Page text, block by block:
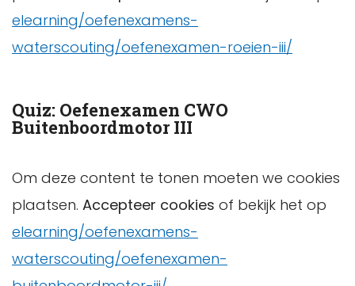
elearning/oefenexamens-
waterscouting/oefenexamen-roeien-iii/
Quiz: Oefenexamen CWO
Buitenboordmotor III
Om deze content te tonen moeten we cookies
plaatsen. Accepteer cookies of bekijk het op
elearning/oefenexamens-
waterscouting/oefenexamen-